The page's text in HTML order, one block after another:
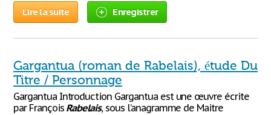
Lire la suite Enregistrer
Gargantua (roman de Rabelais), étude Du
Titre / Personnage
Gargantua Introduction Gargantua est une œuvre écrite
par François Rabelais, sous l’anagramme de Maitre